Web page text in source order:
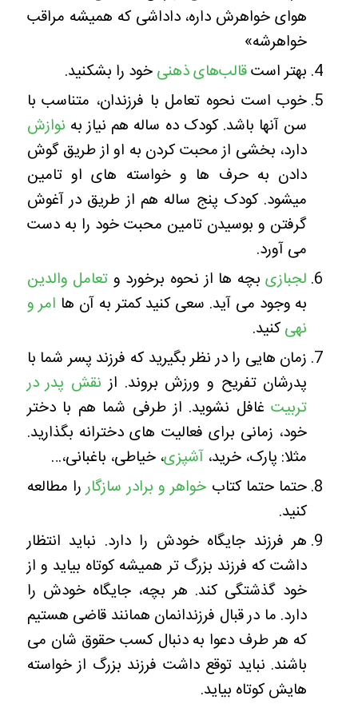
هوای خواهرش داره، داداشی که همیشه مراقب
خواهرشه»
بهتر استقالب‌های ذهنی‌خود را بشکنید.
خوب است نحوه تعامل با فرزندان، متناسب با
سن آنها باشد. کودک ده ساله هم نیاز به نوازش
دارد، بخشی از محبت کردن به او از طریق گوش
دادن به حرف ها و خواسته های او تامین
میشود. کودک پنج ساله هم از طریق در آغوش
گرفتن و بوسیدن تامین محبت خود را به دست
می آورد.
لجبازیبچه ها از نحوه برخورد و تعامل والدین
به وجود می آید. سعی کنید کمتر به آن ها امر و
نهیکنید.
زمان هایی را در نظر بگیرید که فرزند پسر شما با
پدرشان تفریح و ورزش بروند. از نقش پدر در
تربیتغافل نشوید. از طرفی شما هم با دختر
خود، زمانی برای فعالیت های دخترانه بگذارید.
مثلا: پارک، خرید، آشپزی، خیاطی، باغبانی،…
حتما حتما کتاب خواهر و برادر سازگاررا مطالعه
کنید.
هر فرزند جایگاه خودش را دارد. نباید انتظار
داشت که فرزند بزرگ تر همیشه کوتاه بیاید و از
خود گذشتگی کند. هر بچه، جایگاه خودش را
دارد. ما در قبال فرزندانمان همانند قاضی هستیم
که هر طرف دعوا به دنبال کسب حقوق شان می
باشند. نباید توقع داشت فرزند بزرگ از خواسته
هایش کوتاه بیاید.